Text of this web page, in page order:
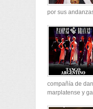
por sus
compañía de
marplatense y